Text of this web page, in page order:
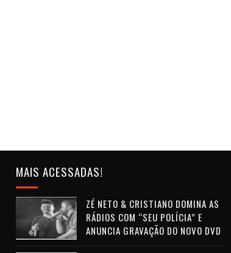
MAIS ACESSADAS!
ZÉ NETO & CRISTIANO DOMINA AS
RÁDIOS COM “SEU POLÍCIA” E
ANUNCIA GRAVAÇÃO DO NOVO DVD